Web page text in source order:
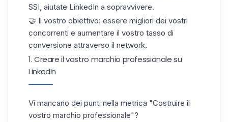
SSI, aiutate LinkedIn a sopravvivere.
🤝 Il vostro obiettivo: essere migliori dei vostri
concorrenti e aumentare il vostro tasso di
conversione attraverso il network.
1. Creare il vostro marchio professionale su
LinkedIn
Vi mancano dei punti nella metrica "Costruire il
vostro marchio professionale"?